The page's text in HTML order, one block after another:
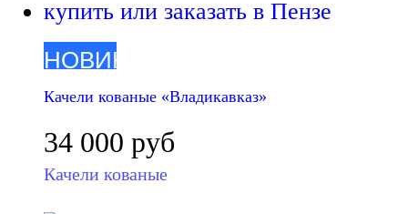
НОВИНКА
Качели кованые «Владикавказ»
34 000 руб
Качели кованые